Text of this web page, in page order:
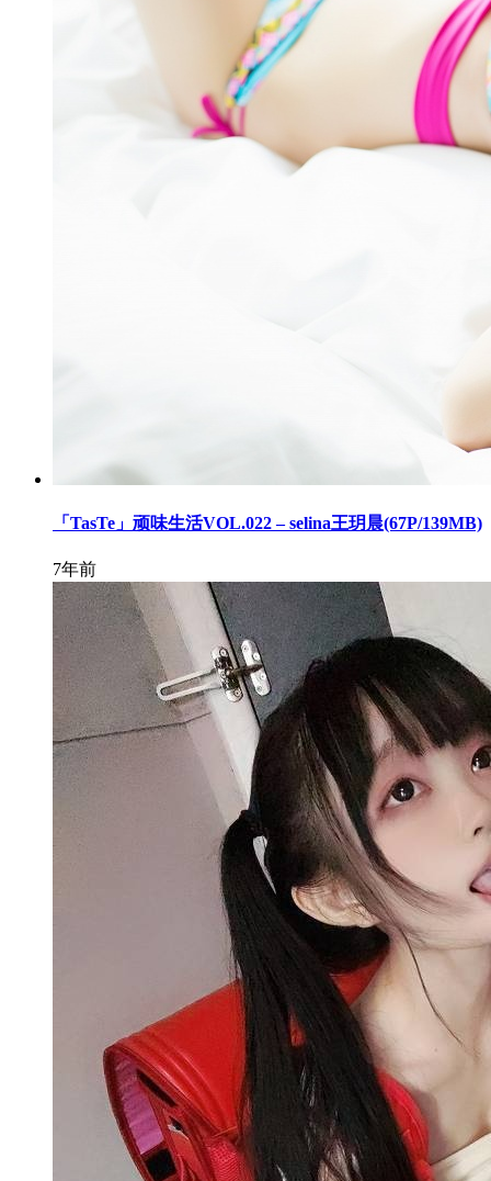
「TasTe」顽味生活VOL.022 – selina王玥晨(67P/139MB)
7年前